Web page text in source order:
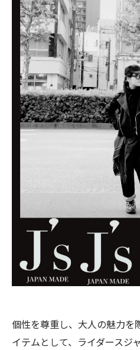
個性を尊重し、大人の魅力を
イテムとして、ライダースジ